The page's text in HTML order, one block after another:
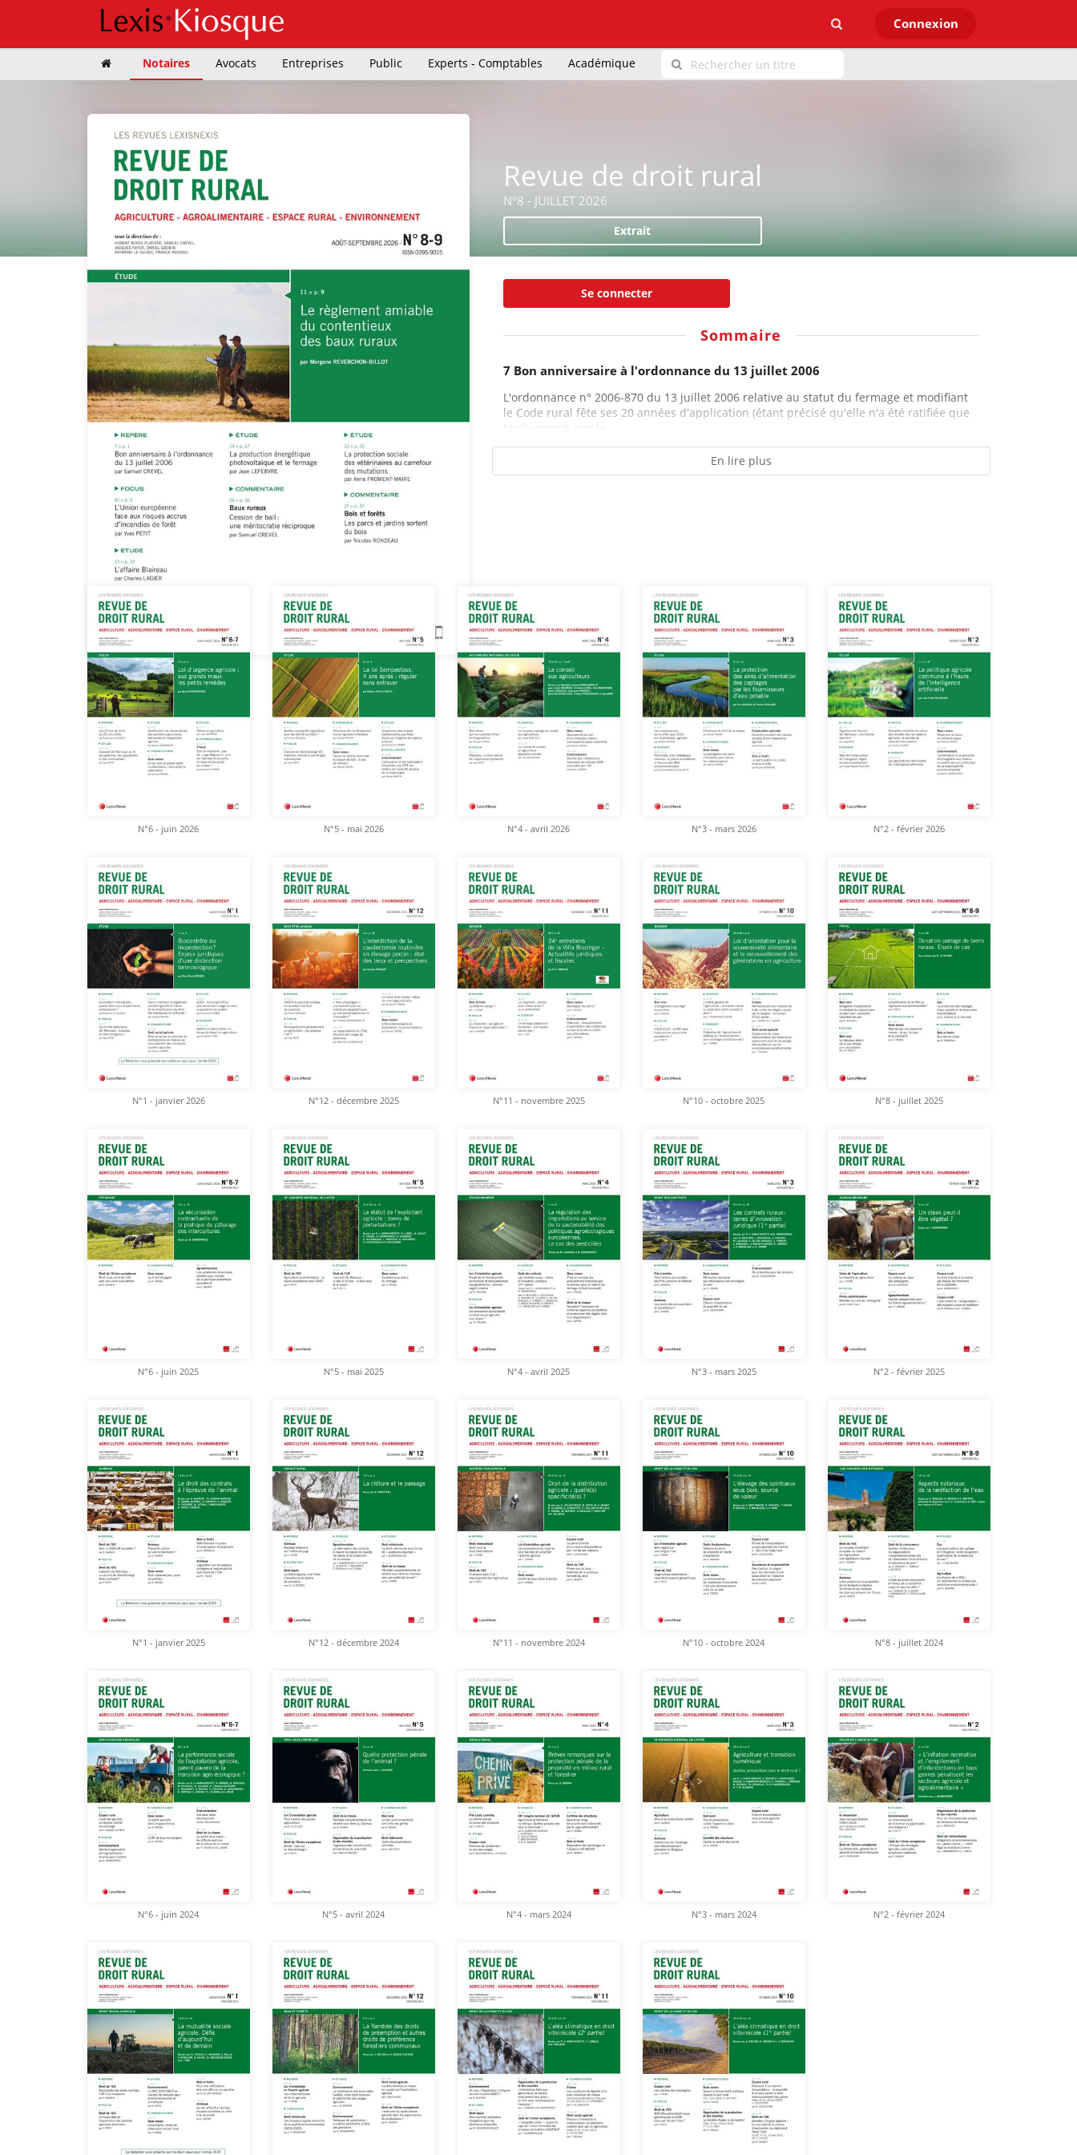
Connexion
Notaires Avocats Entreprises Public Experts - Comptables Académique
Revue de droit rural
N°8 - JUILLET 2026
Extrait
Se connecter
Sommaire
7 Bon anniversaire à l'ordonnance du 13 juillet 2006
L'ordonnance n° 2006-870 du 13 juillet 2006 relative au statut du fermage et modifiant
le Code rural fête ses 20 années d'application (étant précisé qu'elle n'a été ratifiée que
tardivement, par la...
En lire plus
N°6 - juin 2026 N°5 - mai 2026 N°4 - avril 2026 N°3 - mars 2026 N°2 - février 2026
N°1 - janvier 2026 N°12 - décembre 2025 N°11 - novembre 2025 N°10 - octobre 2025 N°8 - juillet 2025
N°6 - juin 2025 N°5 - mai 2025 N°4 - avril 2025 N°3 - mars 2025 N°2 - février 2025
N°1 - janvier 2025 N°12 - décembre 2024 N°11 - novembre 2024 N°10 - octobre 2024 N°8 - juillet 2024
N°6 - juin 2024 N°5 - avril 2024 N°4 - mars 2024 N°3 - mars 2024 N°2 - février 2024